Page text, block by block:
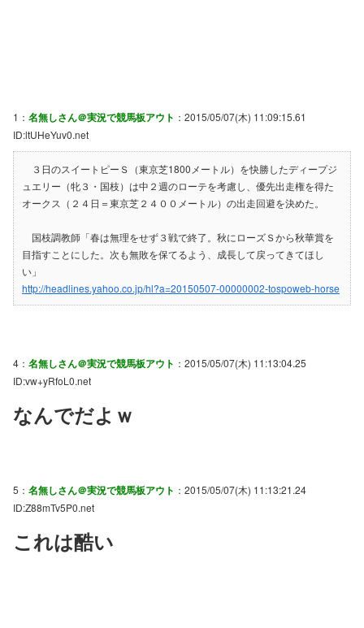
1： 名無しさん＠実況で競馬板アウト ：2015/05/07(木) 11:09:15.61
ID:ltUHeYuv0.net
３日のスイートピーＳ（東京芝1800メートル）を快勝したディープジ
ュエリー（牝３・国枝）は中２週のローテを考慮し、優先出走権を得た
オークス（２４日＝東京芝２４００メートル）の出走回避を決めた。
国枝調教師「春は無理をせず３戦で終了。秋にローズＳから秋華賞を
目指すことにした。次も無敗を保てるよう、成長して戻ってきてほし
い」
http://headlines.yahoo.co.jp/hl?a=20150507-00000002-tospoweb-horse
4： 名無しさん＠実況で競馬板アウト ：2015/05/07(木) 11:13:04.25
ID:vw+yRfoL0.net
なんでだよｗ
5： 名無しさん＠実況で競馬板アウト ：2015/05/07(木) 11:13:21.24
ID:Z88mTv5P0.net
これは酷い